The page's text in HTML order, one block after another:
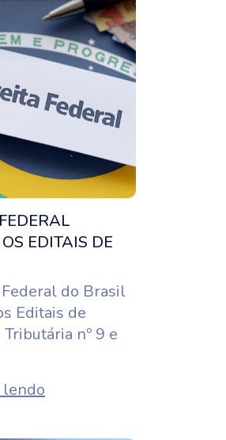
EDITAIS DE
do Brasil
Editais de
Tributária nº 9 e
lendo